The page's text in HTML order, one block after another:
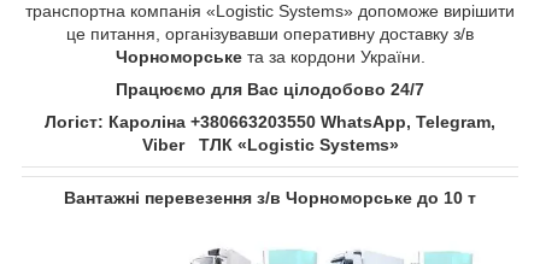
транспортна компанія «Logistic Systems» допоможе вирішити
це питання, організувавши оперативну доставку з/в
Чорноморське та за кордони України.
Працюємо для Вас цілодобово 24/7
Логіст: Кароліна +380663203550 WhatsApp, Telegram,
Viber ТЛК «Logistic Systems»
Вантажні перевезення з/в Чорноморське до 10 т